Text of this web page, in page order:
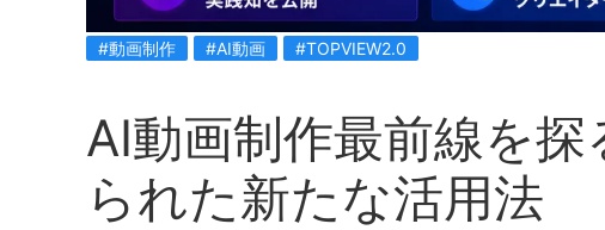
#動画制作 #AI動画 #TOPVIEW2.0
AI動画制作最前線を
られた新たな活用法